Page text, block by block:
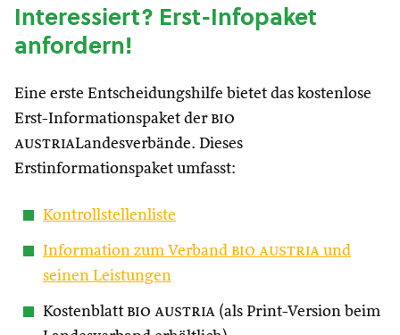
Interessiert? Erst-Infopaket
anfordern!
Eine erste Entscheidungshilfe bietet das kostenlose
Erst-Informationspaket der bio
austriaLandesverbände. Dieses
Erstinformationspaket umfasst:
Kontrollstellenliste
Information zum Verband bio austria und
seinen Leistungen
Kostenblatt bio austria (als Print-Version beim